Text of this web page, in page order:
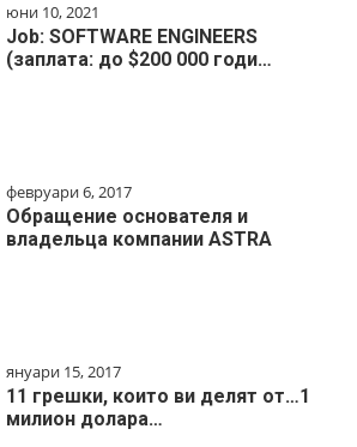
юни 10, 2021
Job: SOFTWARE ENGINEERS
(заплата: до $200 000 годи…
февруари 6, 2017
Обращение основателя и
владельца компании ASTRA
януари 15, 2017
11 грешки, които ви делят от…1
милиoн дoлapa…